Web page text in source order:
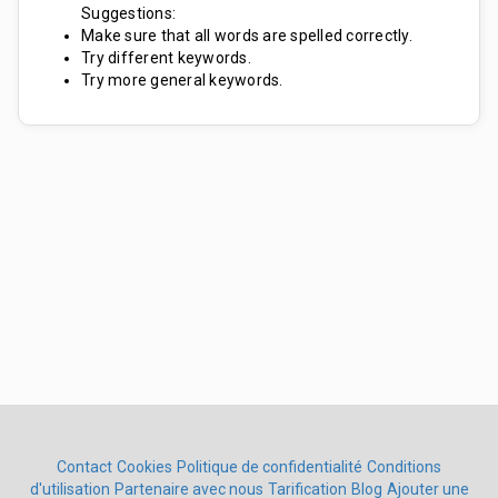
Suggestions:
Make sure that all words are spelled correctly.
Try different keywords.
Try more general keywords.
Contact Cookies Politique de confidentialité Conditions
d'utilisation Partenaire avec nous Tarification Blog Ajouter une